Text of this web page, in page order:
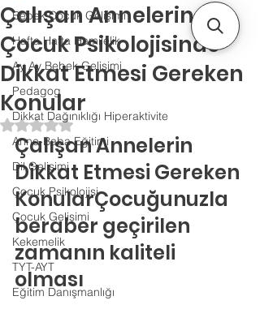
Bebek Çocuk Gelişimi
Hafta Hafta Hamilelik
Ay Ay Bebek Gelişimi
Pedagog
Dikkat Dağınıklığı Hiperaktivite
Anne-Baba Eğitimi
Dil Gelişimi
Çocuk Psikolojisi
Çocuk Gelişimi
Kekemelik
TYT-AYT
Eğitim Danışmanlığı
Çalışan Annelerin
Çocuk Psikolojisinde
Dikkat Etmesi Gereken
Konular
5 üzerinden NaN yıldız
Çalışan Annelerin
Dikkat Etmesi Gereken
KonularÇocuğunuzla
beraber geçirilen
zamanın kaliteli
olması